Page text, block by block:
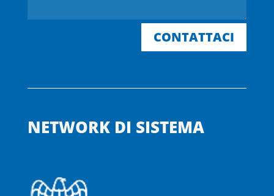
CONTATTACI
NETWORK DI SISTEMA